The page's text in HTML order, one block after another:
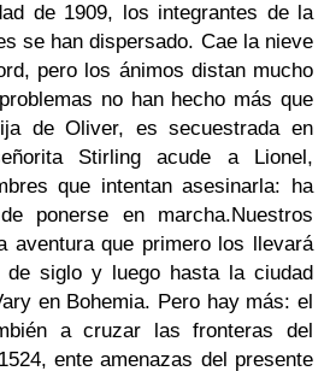
de 1909, los integrantes de la
se han dispersado. Cae la nieve
pero los ánimos distan mucho
no han hecho más que
de Oliver, es secuestrada en
Stirling acude a Lionel,
que intentan asesinarla: ha
ponerse en marcha.Nuestros
aventura que primero los llevará
siglo y luego hasta la ciudad
en Bohemia. Pero hay más: el
a cruzar las fronteras del
ente amenazas del presente